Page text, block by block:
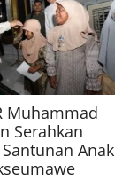
Muhammad
Serahkan
Anak